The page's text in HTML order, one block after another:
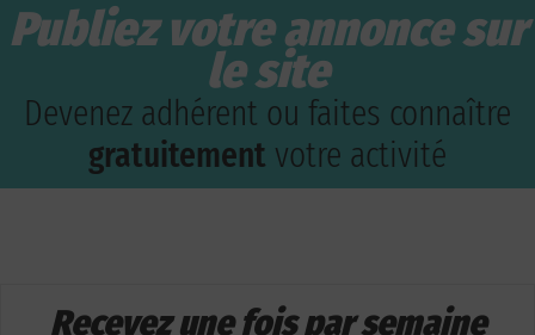
Publiez votre annonce sur
le site
Devenez adhérent ou faites connaître
gratuitement votre activité
Recevez une fois par semaine